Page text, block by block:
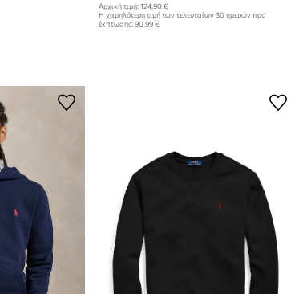
Αρχική τιμή: 124,90 €
Η χαμηλότερη τιμή των τελευταίων 30 ημερών προ
έκπτωσης: 90,99 €